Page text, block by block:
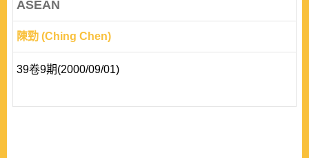
ASEAN
陳勁 (Ching Chen)
39卷9期(2000/09/01)